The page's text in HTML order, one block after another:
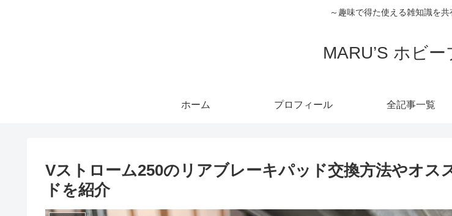
～趣味で得た使える雑知識を共
MARU’S ホビ
ホーム プロフィール 全記事一覧
Vストローム250のリアブレーキパッド交換方法やオス
ドを紹介